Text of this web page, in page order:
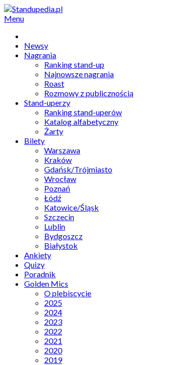
Menu
Newsy
Nagrania
Ranking stand-up
Najnowsze nagrania
Roast
Rozmowy z publicznością
Stand-uperzy
Ranking stand-uperów
Katalog alfabetyczny
Żarty
Bilety
Warszawa
Kraków
Gdańsk/Trójmiasto
Wrocław
Poznań
Łódź
Katowice/Śląsk
Szczecin
Lublin
Bydgoszcz
Białystok
Ankiety
Quizy
Poradnik
Golden Mics
O plebiscycie
2025
2024
2023
2022
2021
2020
2019